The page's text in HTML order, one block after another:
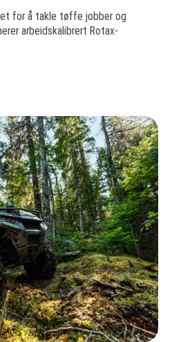
for å takle tøffe jobber og
arbeidskalibrert Rotax-